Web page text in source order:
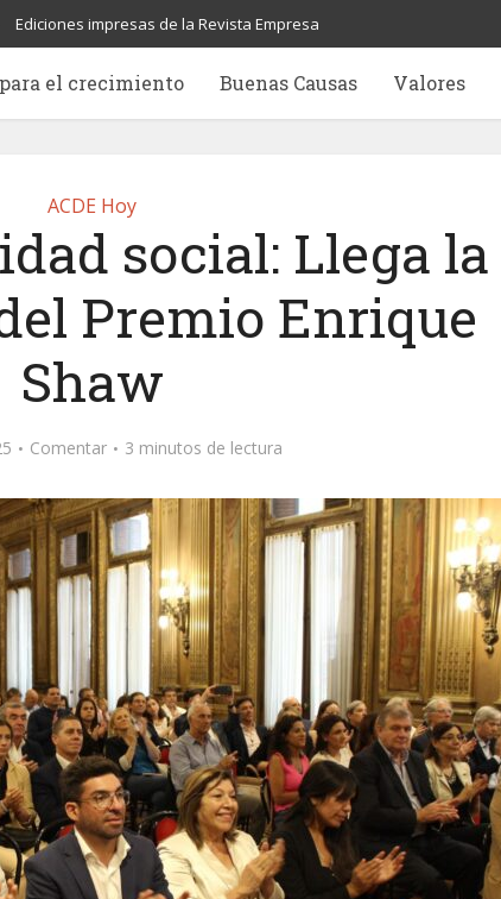
Ediciones impresas de la Revista Empresa
el crecimiento Buenas Causas Valores
ACDE Hoy
social: Llega la
Premio Enrique
Shaw
Comentar 3 minutos de lectura